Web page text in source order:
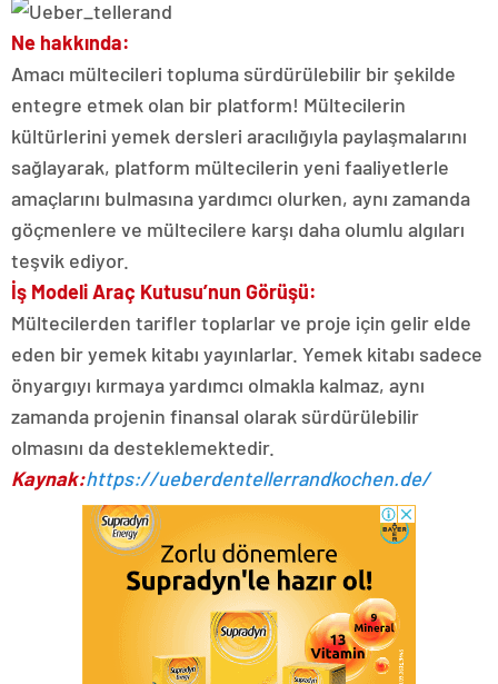
Ne hakkında:
Amacı mültecileri topluma sürdürülebilir bir şekilde
entegre etmek olan bir platform! Mültecilerin
kültürlerini yemek dersleri aracılığıyla paylaşmalarını
sağlayarak, platform mültecilerin yeni faaliyetlerle
amaçlarını bulmasına yardımcı olurken, aynı zamanda
göçmenlere ve mültecilere karşı daha olumlu algıları
teşvik ediyor.
İş Modeli Araç Kutusu’nun Görüşü:
Mültecilerden tarifler toplarlar ve proje için gelir elde
eden bir yemek kitabı yayınlarlar. Yemek kitabı sadece
önyargıyı kırmaya yardımcı olmakla kalmaz, aynı
zamanda projenin finansal olarak sürdürülebilir
olmasını da desteklemektedir.
Kaynak:https://ueberdentellerrandkochen.de/